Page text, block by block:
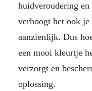
huidveroudering
verhoogt het ook
aanzienlijk. Dus
een mooi kleurtje
verzorgt en
oplossing.